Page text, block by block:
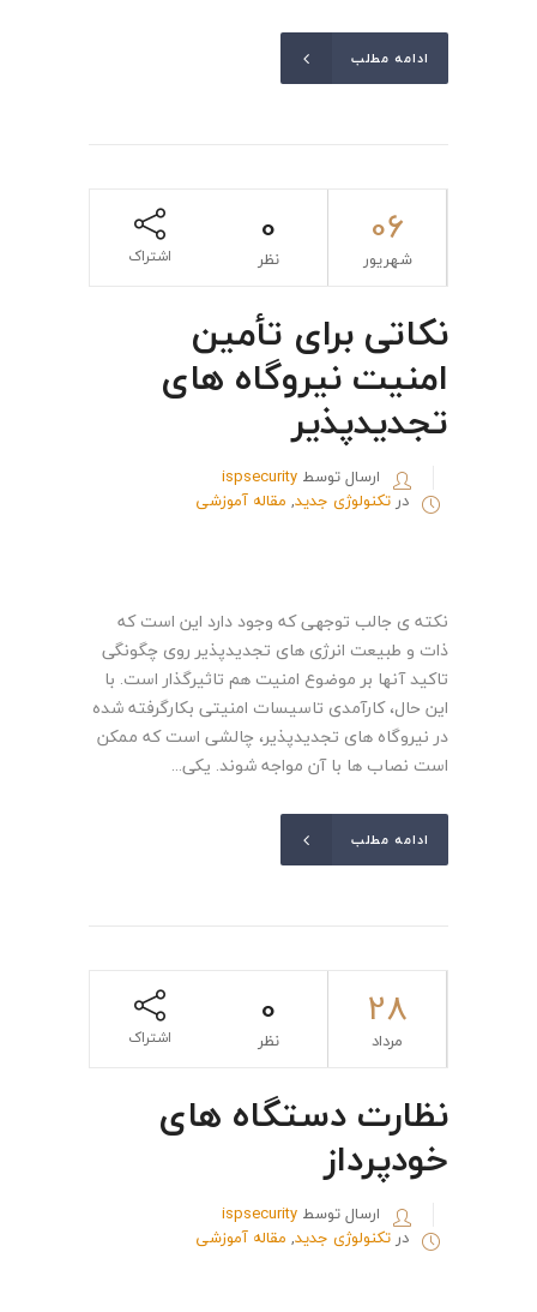
ادامه مطلب
06
شهریور
0
نظر اشتراک
نکاتی برای تأمین
امنیت نیروگاه های
تجدیدپذیر
ارسال توسط ispsecurity
در تکنولوژی جدید, مقاله آموزشی
نکته ی جالب توجهی که وجود دارد این است که
ذات و طبیعت انرژی های تجدیدپذیر روی چگونگی
تاکید آنها بر موضوع امنیت هم تاثیرگذار است. با
این حال، کارآمدی تاسیسات امنیتی بکارگرفته شده
در نیروگاه های تجدیدپذیر، چالشی است که ممکن
است نصاب ها با آن مواجه شوند. یکی...
ادامه مطلب
28
مرداد
0
نظر اشتراک
نظارت دستگاه های
خودپرداز
ارسال توسط ispsecurity
در تکنولوژی جدید, مقاله آموزشی